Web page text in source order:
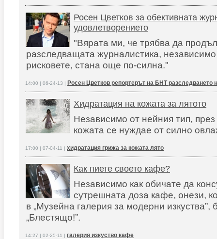
Росен Цветков за обективната
удовлетворението
"Вярата ми, че трябва да
разследващата журналистика,
рисковете, стана още по-силна."
14:00 | 06-24-13 | Росен Цветков репортерът на БНТ разследването
Хидратация на кожата за лятото
Независимо от нейния тип, през
кожата се нуждае от силно
17:00 | 07-04-11 | хидратация грижа за кожата лято
Как пиете своето кафе?
Независимо как обичате да
сутрешната доза кафе, онези,
в „Музейна галерия за модерни изкуства”,
„Блестящо!”.
14:27 | 02-25-11 | галерия изкуство кафе